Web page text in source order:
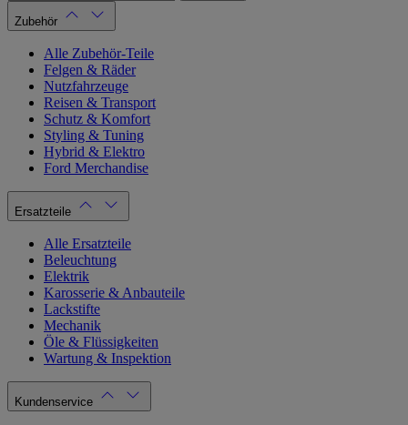
Zubehör
Alle Zubehör-Teile
Felgen & Räder
Nutzfahrzeuge
Reisen & Transport
Schutz & Komfort
Styling & Tuning
Hybrid & Elektro
Ford Merchandise
Ersatzteile
Alle Ersatzteile
Beleuchtung
Elektrik
Karosserie & Anbauteile
Lackstifte
Mechanik
Öle & Flüssigkeiten
Wartung & Inspektion
Kundenservice